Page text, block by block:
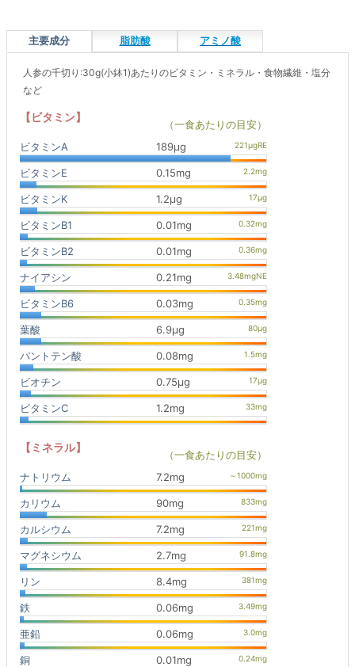
主要成分 脂肪酸 アミノ酸
人参の千切り:30g(小鉢1)あたりのビタミン・ミネラル・食物繊維・塩分
など
【ビタミン】
（一食あたりの目安）
ビタミンA
189μg
ビタミンE 0.15mg
ビタミンK 1.2μg
ビタミンB1 0.01mg
ビタミンB2 0.01mg
ナイアシン 0.21mg
ビタミンB6 0.03mg
葉酸 6.9μg
パントテン酸 0.08mg
ビオチン 0.75μg
ビタミンC 1.2mg
【ミネラル】
（一食あたりの目安）
ナトリウム
7.2mg
カリウム 90mg
カルシウム 7.2mg
マグネシウム 2.7mg
リン 8.4mg
鉄 0.06mg
亜鉛 0.06mg
銅 0.01mg